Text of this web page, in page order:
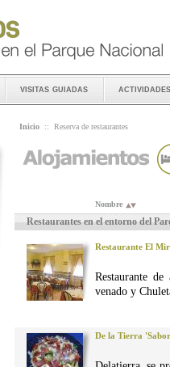
visitas guiadas actividades
Inicio :: Reserva de restaurantes
Nombre
Restaurantes en el entorno del
Restaurante El
Restaurante
venado y
De la Tierra